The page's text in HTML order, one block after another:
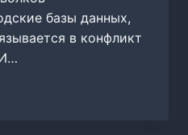
базы данных,
в конфликт